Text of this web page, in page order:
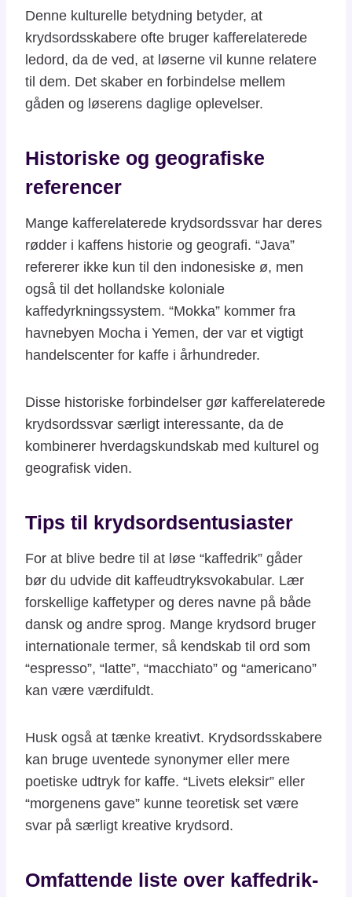
Denne kulturelle betydning betyder, at
krydsordsskabere ofte bruger kafferelaterede
ledord, da de ved, at løserne vil kunne relatere
til dem. Det skaber en forbindelse mellem
gåden og løserens daglige oplevelser.
Historiske og geografiske
referencer
Mange kafferelaterede krydsordssvar har deres
rødder i kaffens historie og geografi. “Java”
refererer ikke kun til den indonesiske ø, men
også til det hollandske koloniale
kaffedyrkningssystem. “Mokka” kommer fra
havnebyen Mocha i Yemen, der var et vigtigt
handelscenter for kaffe i århundreder.
Disse historiske forbindelser gør kafferelaterede
krydsordssvar særligt interessante, da de
kombinerer hverdagskundskab med kulturel og
geografisk viden.
Tips til krydsordsentusiaster
For at blive bedre til at løse “kaffedrik” gåder
bør du udvide dit kaffeudtryksvokabular. Lær
forskellige kaffetyper og deres navne på både
dansk og andre sprog. Mange krydsord bruger
internationale termer, så kendskab til ord som
“espresso”, “latte”, “macchiato” og “americano”
kan være værdifuldt.
Husk også at tænke kreativt. Krydsordsskabere
kan bruge uventede synonymer eller mere
poetiske udtryk for kaffe. “Livets eleksir” eller
“morgenens gave” kunne teoretisk set være
svar på særligt kreative krydsord.
Omfattende liste over kaffedrik-